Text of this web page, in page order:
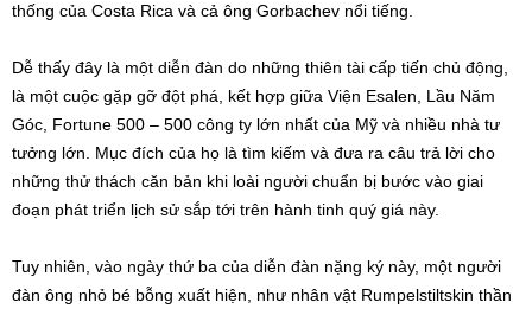
thống của Costa Rica và cả ông Gorbachev nổi tiếng.
Dễ thấy đây là một diễn đàn do những thiên tài cấp tiến chủ động,
là một cuộc gặp gỡ đột phá, kết hợp giữa Viện Esalen, Lầu Năm
Góc, Fortune 500 – 500 công ty lớn nhất của Mỹ và nhiều nhà tư
tưởng lớn. Mục đích của họ là tìm kiếm và đưa ra câu trả lời cho
những thử thách căn bản khi loài người chuẩn bị bước vào giai
đoạn phát triển lịch sử sắp tới trên hành tinh quý giá này.
Tuy nhiên, vào ngày thứ ba của diễn đàn nặng ký này, một người
đàn ông nhỏ bé bỗng xuất hiện, như nhân vật Rumpelstiltskin thần